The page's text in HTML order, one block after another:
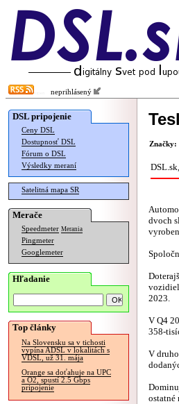
neprihlásený
DSL pripojenie
Ceny DSL
Dostupnosť DSL
Fórum o DSL
Výsledky meraní
Satelitná mapa SR
Merače
Speedmeter Merania
Pingmeter
Googlemeter
Hľadanie
Top články
Na Slovensku sa v tichosti
vypína ADSL v lokalitách s
VDSL, už 31. mája
Orange sa doťahuje na UPC
a O2, spustí 2.5 Gbps
pripojenie
Značky:
dvoch
2023.
V Q4
358-
V